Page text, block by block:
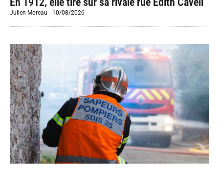
Julien Moreau - 10/08/2026